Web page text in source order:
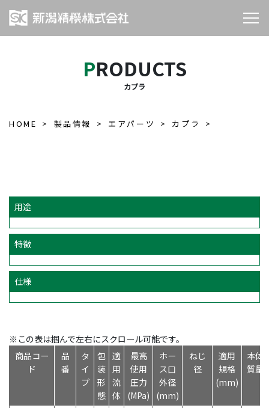
PRODUCTS
カプラ
HOME 製品情報 エアパーツ カプラ
用途
特徴
仕様
※この表は掴んで左右にスクロール可能です。
商品コー
ド
品
番
タ
イ
プ
包
装
形
態
適
用
流
体
最高
使用
圧力
(MPa)
ホー
ス口
外径
(mm)
ねじ
径
適用
規格
(mm)
本体
質量